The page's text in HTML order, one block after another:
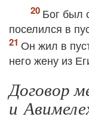
Бог был
поселился в
Он жил в
него жену из
Договор
и